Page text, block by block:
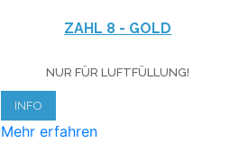
ZAHL 8 - GOLD
NUR FÜR LUFTFÜLLUNG!
INFO
Mehr erfahren